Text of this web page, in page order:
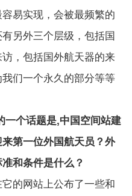
易实现，会被最频繁的
另外三个层级，包括国
，包括国外航天器的来
们一个永久的部分等等
一个话题是,中国空间站建
第一位外国航天员？外
和条件是什么？
的网站上公布了一些和